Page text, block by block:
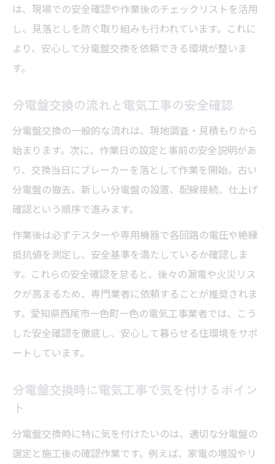
は、現場での安全確認や作業後のチェックリストを活用
し、見落としを防ぐ取り組みも行われています。これに
より、安心して分電盤交換を依頼できる環境が整いま
す。
分電盤交換の流れと電気工事の安全確認
分電盤交換の一般的な流れは、現地調査・見積もりから
始まります。次に、作業日の設定と事前の安全説明があ
り、交換当日にブレーカーを落として作業を開始。古い
分電盤の撤去、新しい分電盤の設置、配線接続、仕上げ
確認という順序で進みます。
作業後は必ずテスターや専用機器で各回路の電圧や絶縁
抵抗値を測定し、安全基準を満たしているか確認しま
す。これらの安全確認を怠ると、後々の漏電や火災リス
クが高まるため、専門業者に依頼することが推奨されま
す。愛知県西尾市一色町一色の電気工事業者では、こう
した安全確認を徹底し、安心して暮らせる住環境をサポ
ートしています。
分電盤交換時に電気工事で気を付けるポイン
ト
分電盤交換時に特に気を付けたいのは、適切な分電盤の
選定と施工後の確認作業です。例えば、家電の増設やリ